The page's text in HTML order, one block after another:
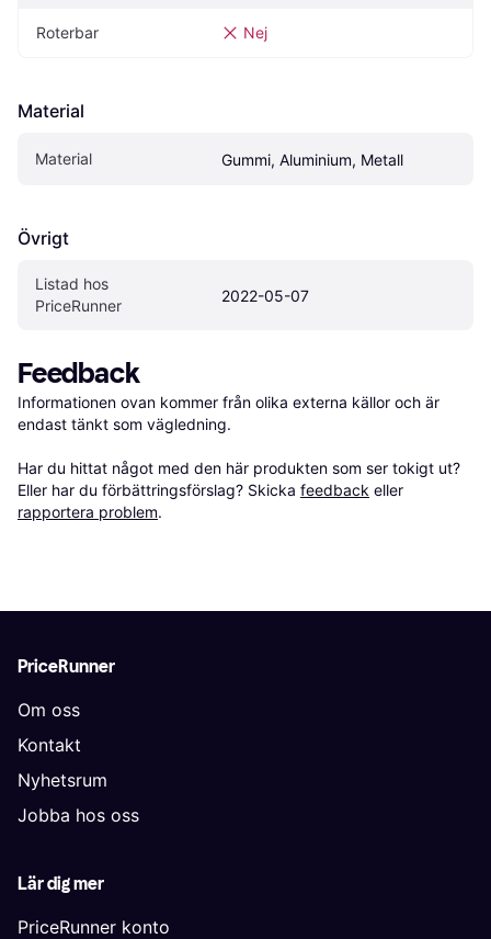
Roterbar Nej
Material
Material Gummi, Aluminium, Metall
Övrigt
Listad hos
PriceRunner
2022-05-07
Feedback
Informationen ovan kommer från olika externa källor och är
endast tänkt som vägledning.
Har du hittat något med den här produkten som ser tokigt ut?
Eller har du förbättringsförslag? Skicka feedback eller
rapportera problem.
PriceRunner
Om oss
Kontakt
Nyhetsrum
Jobba hos oss
Lär dig mer
PriceRunner konto